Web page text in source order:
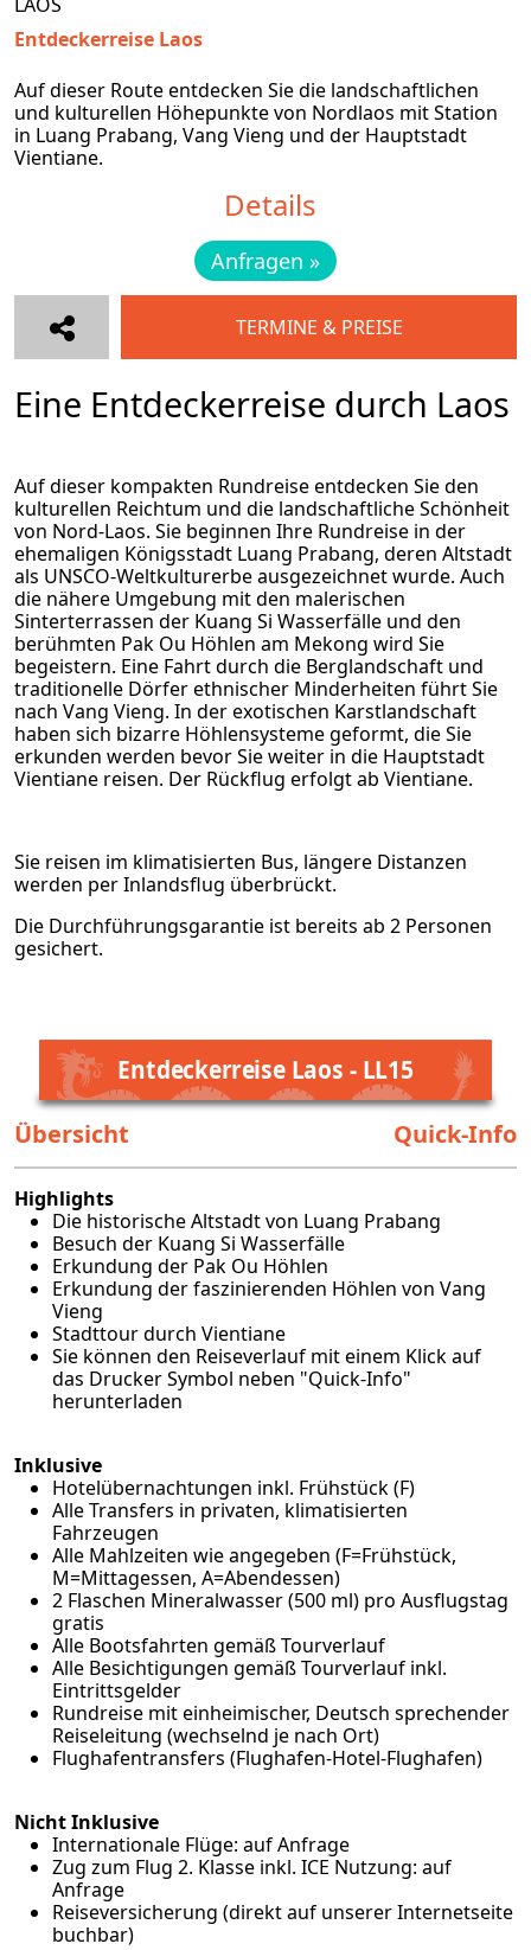
Entdeckerreise Laos
Auf dieser Route entdecken Sie die landschaftlichen
und kulturellen Höhepunkte von Nordlaos mit Station
in Luang Prabang, Vang Vieng und der Hauptstadt
Vientiane.
Details
Anfragen »
Entdeckerreise Laos - LL15
Übersicht Quick-Info
Highlights
Die historische Altstadt von Luang Prabang
Besuch der Kuang Si Wasserfälle
Erkundung der Pak Ou Höhlen
Erkundung der faszinierenden Höhlen von Vang
Vieng
Stadttour durch Vientiane
Sie können den Reiseverlauf mit einem Klick auf
das Drucker Symbol neben "Quick-Info"
herunterladen
Inklusive
Hotelübernachtungen inkl. Frühstück (F)
Alle Transfers in privaten, klimatisierten
Fahrzeugen
Alle Mahlzeiten wie angegeben (F=Frühstück,
M=Mittagessen, A=Abendessen)
2 Flaschen Mineralwasser (500 ml) pro Ausflugstag
gratis
Alle Bootsfahrten gemäß Tourverlauf
Alle Besichtigungen gemäß Tourverlauf inkl.
Eintrittsgelder
Rundreise mit einheimischer, Deutsch sprechender
Reiseleitung (wechselnd je nach Ort)
Flughafentransfers (Flughafen-Hotel-Flughafen)
Nicht Inklusive
Internationale Flüge: auf Anfrage
Zug zum Flug 2. Klasse inkl. ICE Nutzung: auf
Anfrage
Reiseversicherung (direkt auf unserer Internetseite
buchbar)
TERMINE & PREISE
Eine Entdeckerreise durch Laos
Auf dieser kompakten Rundreise entdecken Sie den
kulturellen Reichtum und die landschaftliche Schönheit
von Nord-Laos. Sie beginnen Ihre Rundreise in der
ehemaligen Königsstadt Luang Prabang, deren Altstadt
als UNSCO-Weltkulturerbe ausgezeichnet wurde. Auch
die nähere Umgebung mit den malerischen
Sinterterrassen der Kuang Si Wasserfälle und den
berühmten Pak Ou Höhlen am Mekong wird Sie
begeistern. Eine Fahrt durch die Berglandschaft und
traditionelle Dörfer ethnischer Minderheiten führt Sie
nach Vang Vieng. In der exotischen Karstlandschaft
haben sich bizarre Höhlensysteme geformt, die Sie
erkunden werden bevor Sie weiter in die Hauptstadt
Vientiane reisen. Der Rückflug erfolgt ab Vientiane.
Sie reisen im klimatisierten Bus, längere Distanzen
werden per Inlandsflug überbrückt.
Die Durchführungsgarantie ist bereits ab 2 Personen
gesichert.